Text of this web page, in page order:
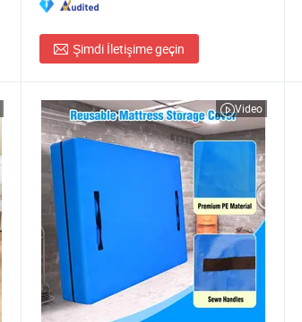
Şimdi İletişime geçin
Video